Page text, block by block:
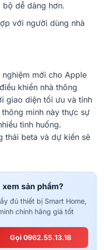
dễ dàng hơn.
với người dùng nhà
nghiệm mới cho Apple
khiển nhà thông
giao diện tối ưu và tính
minh này thực sự
tình huống.
thái beta và dự kiến sẽ
sản phẩm?
đủ thiết bị Smart Home,
chính hãng giá tốt
Gọi 0962.55.13.18